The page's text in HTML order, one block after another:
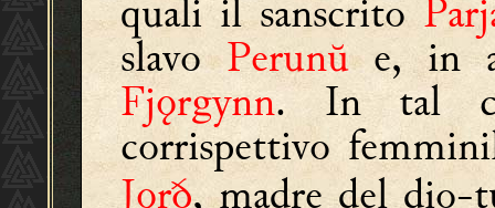
quali il sanscrito
slavoPerunŭe, in
Fjǫrgynn. In tal
corrispettivo
Jǫrð, madre del